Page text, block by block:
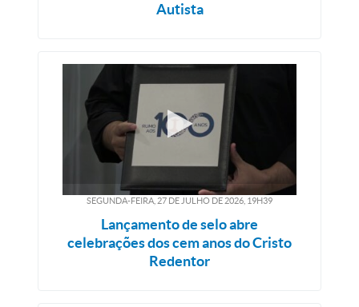
Autista
SEGUNDA-FEIRA, 27 DE JULHO DE 2026, 19H39
Lançamento de selo abre
celebrações dos cem anos do Cristo
Redentor